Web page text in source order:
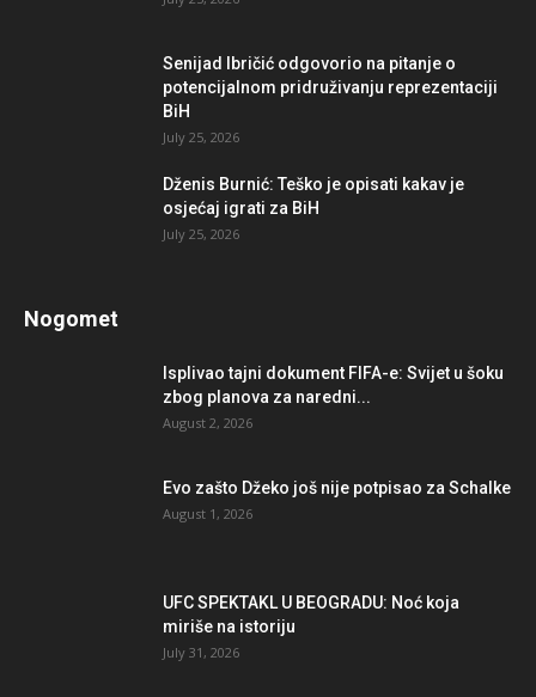
Senijad Ibričić odgovorio na pitanje o
potencijalnom pridruživanju reprezentaciji
BiH
July 25, 2026
Dženis Burnić: Teško je opisati kakav je
osjećaj igrati za BiH
July 25, 2026
Nogomet
Isplivao tajni dokument FIFA-e: Svijet u šoku
zbog planova za naredni...
August 2, 2026
Evo zašto Džeko još nije potpisao za Schalke
August 1, 2026
UFC SPEKTAKL U BEOGRADU: Noć koja
miriše na istoriju
July 31, 2026